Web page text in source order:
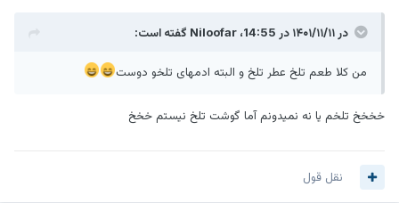
در ۱۴۰۱/۱۱/۱۱ در 14:55، Niloofarگفته است:
من کلا طعم تلخ عطر تلخ و البته ادمهای تلخو دوست
خخخخ تلخم یا نه نمیدونم آما گوشت تلخ نیستم خخخ
نقل قول